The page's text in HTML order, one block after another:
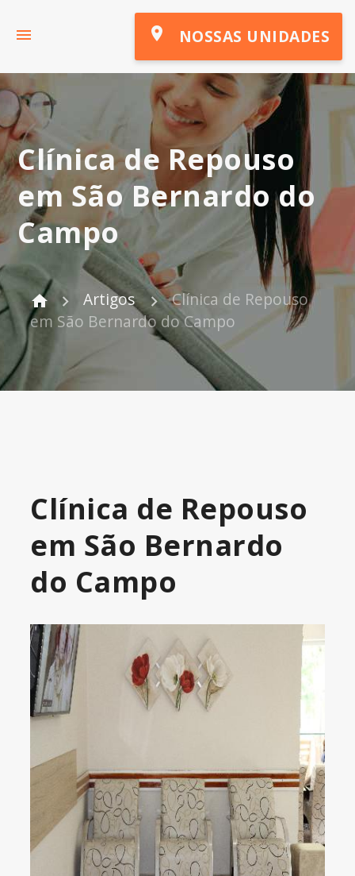
menu place NOSSAS UNIDADES
Clínica de Repouso
em São Bernardo do
Campo
home Artigos
Clínica de Repouso
em São Bernardo do Campo
Clínica de Repouso
em São Bernardo
do Campo